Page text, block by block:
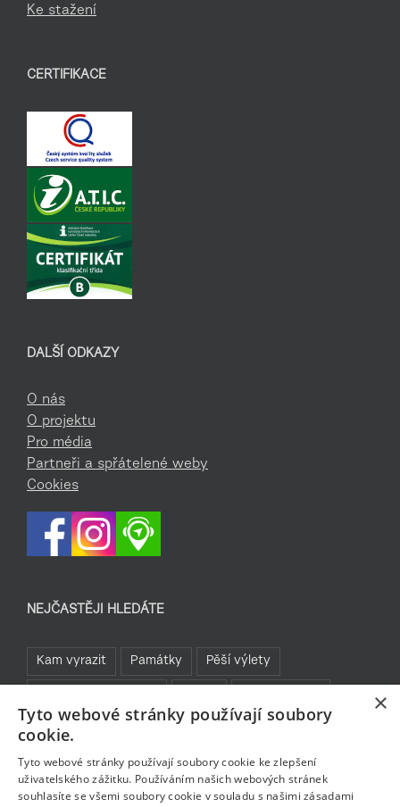
Ke stažení
CERTIFIKACE
DALŠÍ ODKAZY
O nás
O projektu
Pro média
Partneři a spřátelené weby
Cookies
NEJČASTĚJI HLEDÁTE
Kam vyrazit Památky Pěší výlety
Sklo a bižuterie Jablonecká přehrada Rozhledny
Bavte se v Jablonci
×
Tyto webové stránky používají soubory
cookie.
Tyto webové stránky používají soubory cookie ke zlepšení
uživatelského zážitku. Používáním našich webových stránek
souhlasíte se všemi soubory cookie v souladu s našimi zásadami